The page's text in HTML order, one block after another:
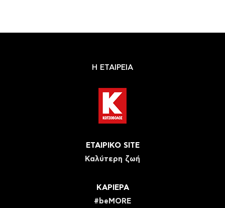
Η ΕΤΑΙΡΕΙΑ
ΕΤΑΙΡΙΚΟ SITE
Καλύτερη ζωή
ΚΑΡΙΕΡΑ
#beMORE